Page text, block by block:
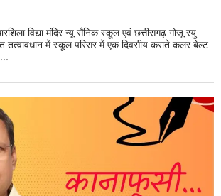
विद्या मंदिर न्यू सैनिक स्कूल एवं छत्तीसगढ़ गोजू रयु
तत्वावधान में स्कूल परिसर में एक दिवसीय कराते कलर बेल्ट